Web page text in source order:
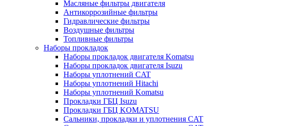
Масляные фильтры двигателя
Антикоррозийные фильтры
Гидравлические фильтры
Воздушные фильтры
Топливные фильтры
Наборы прокладок
Наборы прокладок двигателя Komatsu
Наборы прокладок двигателя Isuzu
Наборы уплотнений CAT
Наборы уплотнений Hitachi
Наборы уплотнений Komatsu
Прокладки ГБЦ Isuzu
Прокладки ГБЦ KOMATSU
Сальники, прокладки и уплотнения CAT